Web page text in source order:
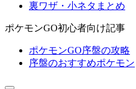
裏ワザ・小ネタまとめ
ポケモンGO初心者向け記事
ポケモンGO序盤の攻略
序盤のおすすめポケモン